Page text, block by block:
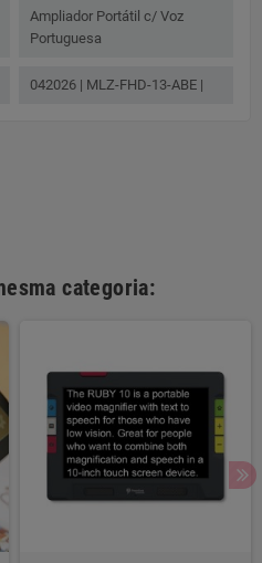
Ampliador Portátil c/ Voz
Portuguesa
042026 | MLZ-FHD-13-ABE |
categoria: